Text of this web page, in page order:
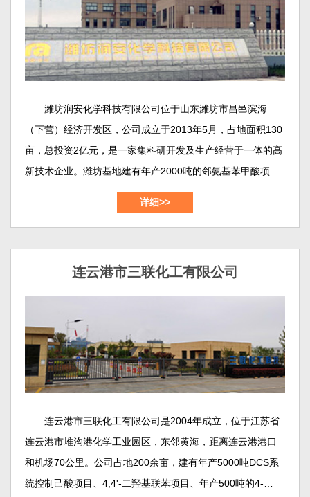
潍坊润安化学科技有限公司位于山东潍坊市昌邑滨海
（下营）经济开发区，公司成立于2013年5月，占地面积130
亩，总投资2亿元，是一家集科研开发及生产经营于一体的高
新技术企业。潍坊基地建有年产2000吨的邻氨基苯甲酸项
目、年产800吨的2,2-二硫二本甲酸（DTSA）项目、年产
1000吨的靛红酸酐(dtbc)项目，年产300吨的邻氨基苯甲酸甲
详细>>
连云港市三联化工有限公司
连云港市三联化工有限公司是2004年成立，位于江苏省
连云港市堆沟港化学工业园区，东邻黄海，距离连云港港口
和机场70公里。公司占地200余亩，建有年产5000吨DCS系
统控制己酸项目、4,4'-二羟基联苯项目、年产500吨的4-羟基